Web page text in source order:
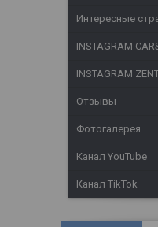
Интересные
INSTAGRAM
INSTAGRAM
Отзывы
Фотогалерея
Канал YouTube
Канал TikTok